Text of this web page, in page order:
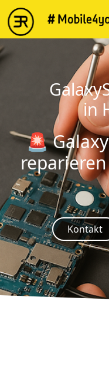
string(9) "GalaxyS21"
in
🚨
Kontakt